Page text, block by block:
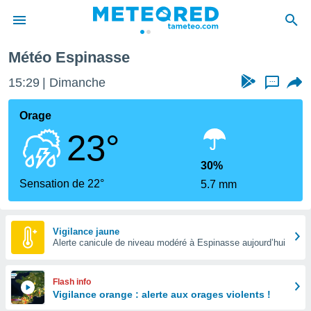
de
par
Météo Espinasse
15:29 Dimanche ...
Orage
23°
Sensation de 22°
30%
5.7 mm
Vigilance jaune
Alerte canicule de niveau modéré à Espinasse aujourd’hui
Flash info
Vigilance orange : alerte aux orages violents !